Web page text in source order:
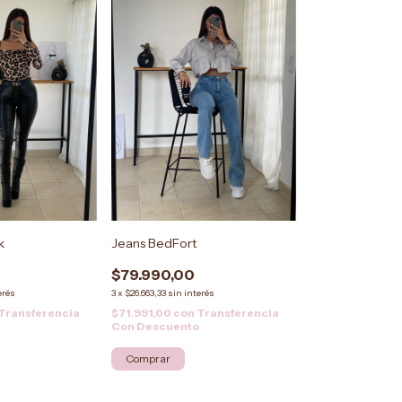
Jeans BedFort
$79.990,00
3x $26.663,33 sin interés
$71.991,00 con Transferencia
Con Descuento
Comprar